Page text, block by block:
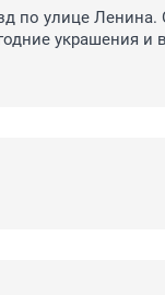
по улице Ленина.
украшения